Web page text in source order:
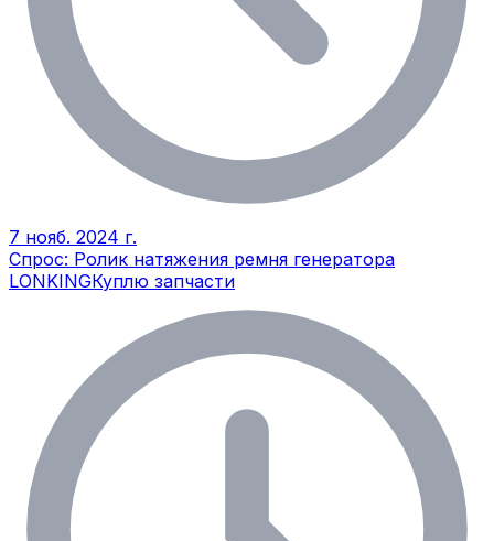
7 нояб. 2024 г.
Спрос: Ролик натяжения ремня генератора
LONKINGКуплю запчасти